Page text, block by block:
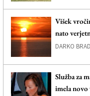
Višek
nato
DARKO
Služba za
imela